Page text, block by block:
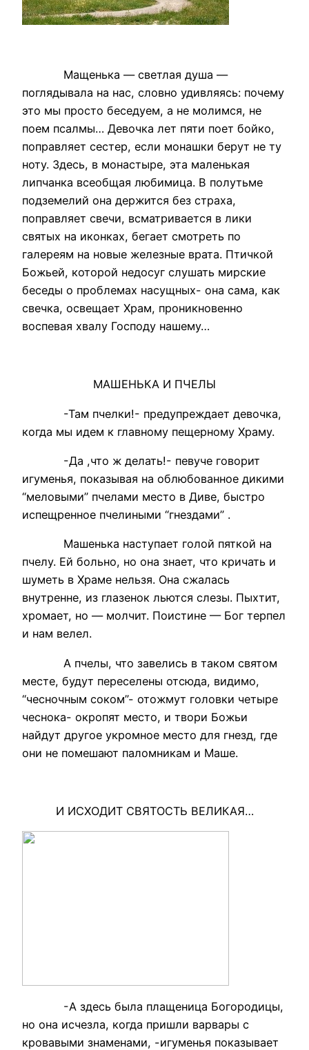
Мащенька — светлая душа —
поглядывала на нас, словно удивляясь: почему
это мы просто беседуем, а не молимся, не
поем псалмы… Девочка лет пяти поет бойко,
поправляет сестер, если монашки берут не ту
ноту. Здесь, в монастыре, эта маленькая
липчанка всеобщая любимица. В полутьме
подземелий она держится без страха,
поправляет свечи, всматривается в лики
святых на иконках, бегает смотреть по
галереям на новые железные врата. Птичкой
Божьей, которой недосуг слушать мирские
беседы о проблемах насущных- она сама, как
свечка, освещает Храм, проникновенно
воспевая хвалу Господу нашему…
МАШЕНЬКА И ПЧЕЛЫ
-Там пчелки!- предупреждает девочка,
когда мы идем к главному пещерному Храму.
-Да ,что ж делать!- певуче говорит
игуменья, показывая на облюбованное дикими
“меловыми” пчелами место в Диве, быстро
испещренное пчелиными “гнездами” .
Машенька наступает голой пяткой на
пчелу. Ей больно, но она знает, что кричать и
шуметь в Храме нельзя. Она сжалась
внутренне, из глазенок льются слезы. Пыхтит,
хромает, но — молчит. Поистине — Бог терпел
и нам велел.
А пчелы, что завелись в таком святом
месте, будут переселены отсюда, видимо,
“чесночным соком”- отожмут головки четыре
чеснока- окропят место, и твори Божьи
найдут другое укромное место для гнезд, где
они не помешают паломникам и Маше.
И ИСХОДИТ СВЯТОСТЬ ВЕЛИКАЯ…
-А здесь была плащеница Богородицы,
но она исчезла, когда пришли варвары с
кровавыми знаменами, -игуменья показывает